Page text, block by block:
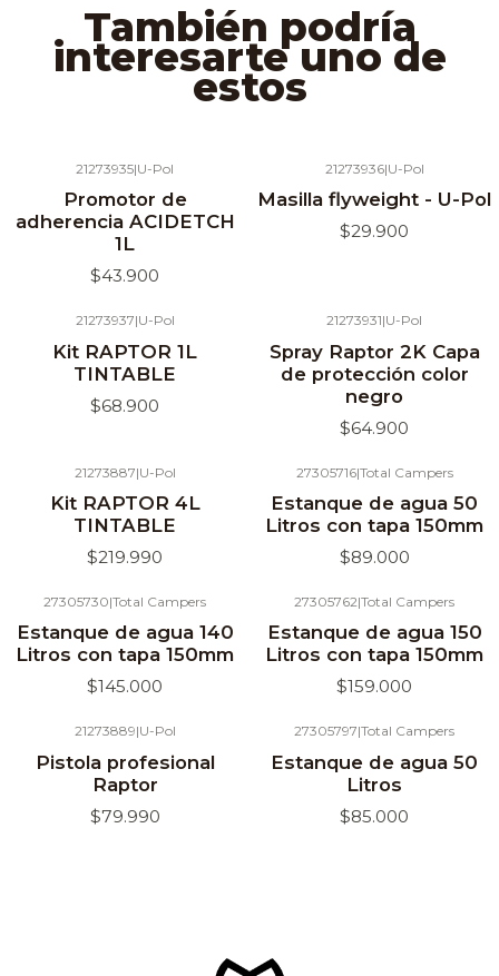
También podría
interesarte uno de
estos
21273935|U-Pol
Promotor de
adherencia ACIDETCH
1L
$43.900
21273936|U-Pol
Masilla flyweight - U-Pol
$29.900
21273937|U-Pol
Kit RAPTOR 1L
TINTABLE
$68.900
21273931|U-Pol
Spray Raptor 2K Capa
de protección color
negro
$64.900
21273887|U-Pol
Kit RAPTOR 4L
TINTABLE
$219.990
27305716|Total Campers
Estanque de agua 50
Litros con tapa 150mm
$89.000
27305730|Total Campers
Estanque de agua 140
Litros con tapa 150mm
$145.000
27305762|Total Campers
Estanque de agua 150
Litros con tapa 150mm
$159.000
21273889|U-Pol
Pistola profesional
Raptor
$79.990
27305797|Total Campers
Estanque de agua 50
Litros
$85.000